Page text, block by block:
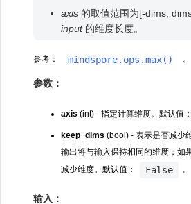
axis 的取值范围为[-dims,
input的维度长度。
参考： mindspore.ops.max() 。
参数：
axis (int) - 指定计算维度。默认值：
keep_dims (bool) - 表示是否减少
输出将与输入保持相同的维度；如
减少维度。默认值：
False 。
输入：